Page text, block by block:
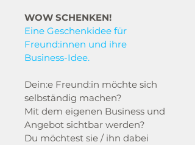
WOW SCHENKEN!
Eine Geschenkidee für
Freund:innen und ihre
Business-Idee.
Dein:e Freund:in möchte sich
selbständig machen?
Mit dem eigenen Business und
Angebot sichtbar werden?
Du möchtest sie / ihn dabei